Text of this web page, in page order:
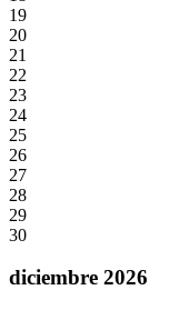
19
20
21
22
23
24
25
26
27
28
29
30
diciembre 2026